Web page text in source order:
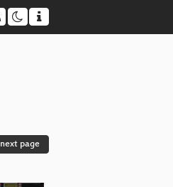
next page